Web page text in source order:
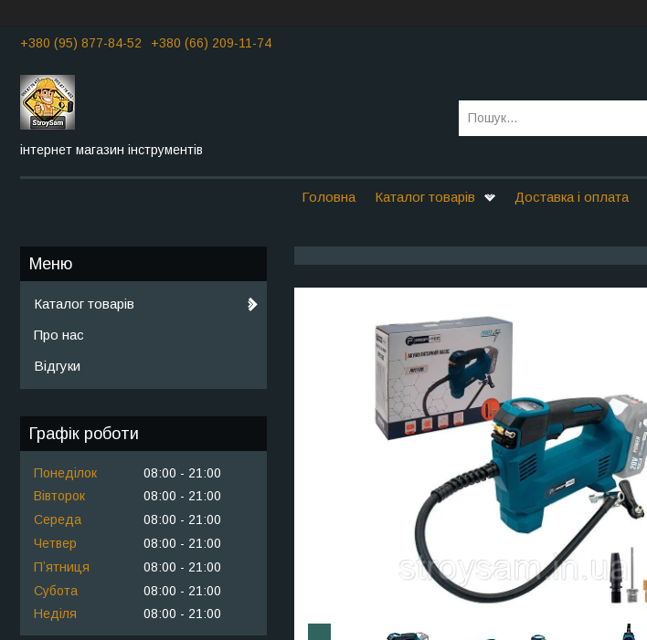
+380 (95) 877-84-52 +380 (66) 209-11-74
інтернет магазин інструментів
Головна Каталог товарів Доставка і оплата
Каталог товарів
Про нас
Відгуки
Графік роботи
Понеділок 08:00
21:00
Вівторок
08:00
21:00
Середа
08:00
21:00
Четвер
08:00
21:00
Пʼятниця
08:00
21:00
Субота
08:00
21:00
Неділя
08:00 21:00